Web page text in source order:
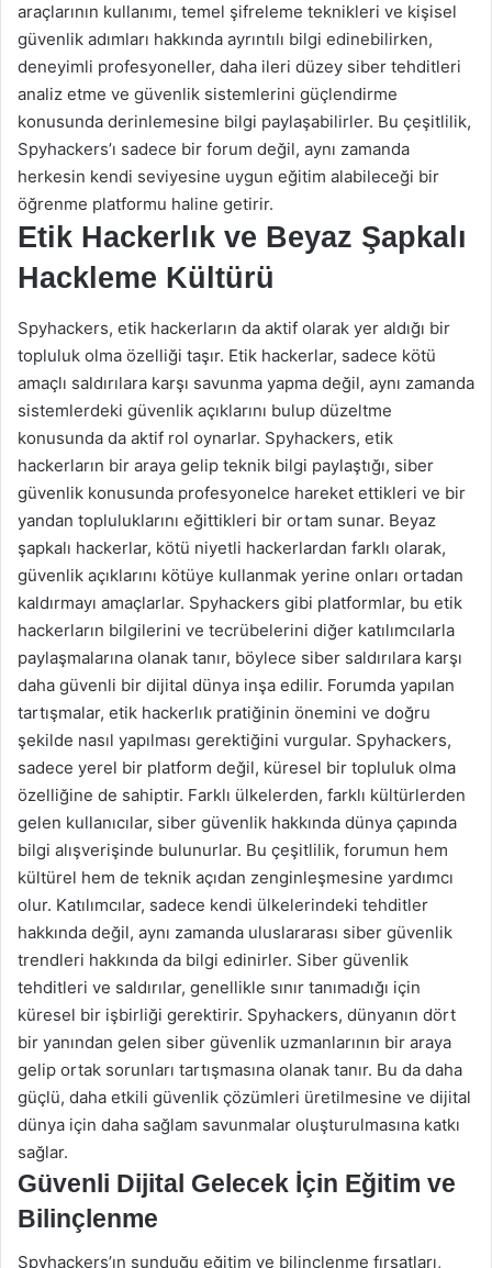
araçlarının kullanımı, temel şifreleme teknikleri ve kişisel
güvenlik adımları hakkında ayrıntılı bilgi edinebilirken,
deneyimli profesyoneller, daha ileri düzey siber tehditleri
analiz etme ve güvenlik sistemlerini güçlendirme
konusunda derinlemesine bilgi paylaşabilirler. Bu çeşitlilik,
Spyhackers’ı sadece bir forum değil, aynı zamanda
herkesin kendi seviyesine uygun eğitim alabileceği bir
öğrenme platformu haline getirir.
Etik Hackerlık ve Beyaz Şapkalı
Hackleme Kültürü
Spyhackers, etik hackerların da aktif olarak yer aldığı bir
topluluk olma özelliği taşır. Etik hackerlar, sadece kötü
amaçlı saldırılara karşı savunma yapma değil, aynı zamanda
sistemlerdeki güvenlik açıklarını bulup düzeltme
konusunda da aktif rol oynarlar. Spyhackers, etik
hackerların bir araya gelip teknik bilgi paylaştığı, siber
güvenlik konusunda profesyonelce hareket ettikleri ve bir
yandan topluluklarını eğittikleri bir ortam sunar. Beyaz
şapkalı hackerlar, kötü niyetli hackerlardan farklı olarak,
güvenlik açıklarını kötüye kullanmak yerine onları ortadan
kaldırmayı amaçlarlar. Spyhackers gibi platformlar, bu etik
hackerların bilgilerini ve tecrübelerini diğer katılımcılarla
paylaşmalarına olanak tanır, böylece siber saldırılara karşı
daha güvenli bir dijital dünya inşa edilir. Forumda yapılan
tartışmalar, etik hackerlık pratiğinin önemini ve doğru
şekilde nasıl yapılması gerektiğini vurgular. Spyhackers,
sadece yerel bir platform değil, küresel bir topluluk olma
özelliğine de sahiptir. Farklı ülkelerden, farklı kültürlerden
gelen kullanıcılar, siber güvenlik hakkında dünya çapında
bilgi alışverişinde bulunurlar. Bu çeşitlilik, forumun hem
kültürel hem de teknik açıdan zenginleşmesine yardımcı
olur. Katılımcılar, sadece kendi ülkelerindeki tehditler
hakkında değil, aynı zamanda uluslararası siber güvenlik
trendleri hakkında da bilgi edinirler. Siber güvenlik
tehditleri ve saldırılar, genellikle sınır tanımadığı için
küresel bir işbirliği gerektirir. Spyhackers, dünyanın dört
bir yanından gelen siber güvenlik uzmanlarının bir araya
gelip ortak sorunları tartışmasına olanak tanır. Bu da daha
güçlü, daha etkili güvenlik çözümleri üretilmesine ve dijital
dünya için daha sağlam savunmalar oluşturulmasına katkı
sağlar.
Güvenli Dijital Gelecek İçin Eğitim ve
Bilinçlenme
Spyhackers’ın sunduğu eğitim ve bilinçlenme fırsatları,